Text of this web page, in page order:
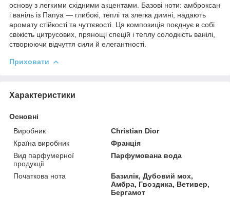
основу з легкими східними акцентами. Базові ноти: амброксан
і ваніль із Папуа — глибокі, теплі та злегка димні, надають
аромату стійкості та чуттєвості. Ця композиція поєднує в собі
свіжість цитрусових, прянощі спецій і теплу солодкість ванілі,
створюючи відчуття сили й елегантності.
Приховати
Характеристики
Основні
Виробник
Christian Dior
Країна виробник
Франція
Вид парфумерної
продукції
Парфумована вода
Початкова нота
Базилік, Дубовий мох,
Амбра, Гвоздика, Ветивер,
Бергамот